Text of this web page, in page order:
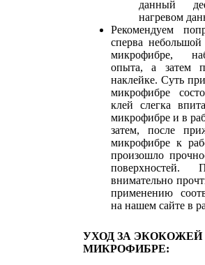
данный
нагревом
Рекомендуем
сперва
микрофибре,
опыта, а затем
наклейке. Суть
микрофибре
клей слегка
микрофибре и в
затем, после
микрофибре к
произошло
поверхностей.
внимательно
применению
на нашем сайте в
УХОД ЗА ЭКОКОЖЕЙ
МИКРОФИБРЕ: